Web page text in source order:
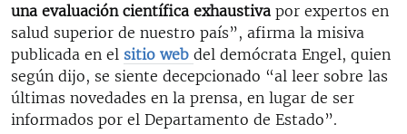
una evaluación científica exhaustiva por expertos en
salud superior de nuestro país”, afirma la misiva
publicada en el sitio web del demócrata Engel, quien
según dijo, se siente decepcionado “al leer sobre las
últimas novedades en la prensa, en lugar de ser
informados por el Departamento de Estado”.